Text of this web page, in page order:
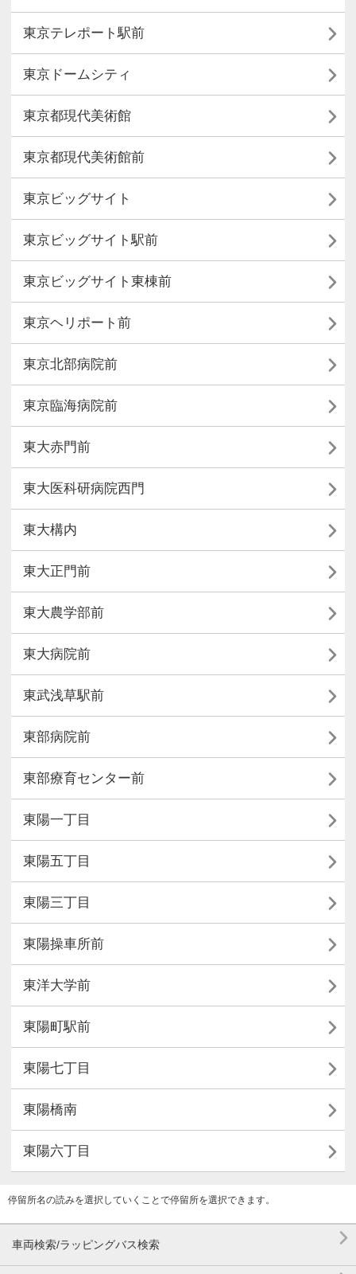
東京テレポート駅前 
東京ドームシティ 
東京都現代美術館 
東京都現代美術館前 
東京ビッグサイト 
東京ビッグサイト駅前 
東京ビッグサイト東棟前 
東京ヘリポート前 
東京北部病院前 
東京臨海病院前 
東大赤門前 
東大医科研病院西門 
東大構内 
東大正門前 
東大農学部前 
東大病院前 
東武浅草駅前 
東部病院前 
東部療育センター前 
東陽一丁目 
東陽五丁目 
東陽三丁目 
東陽操車所前 
東洋大学前 
東陽町駅前 
東陽七丁目 
東陽橋南 
東陽六丁目 
停留所名の読みを選択していくことで停留所を選択できます。
車両検索/ラッピングバス検索
